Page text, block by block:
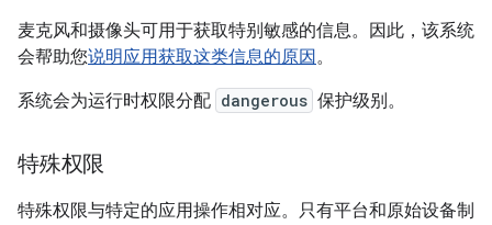
麦克风和摄像头可用于获取特别敏感的信息。因此，该系统
会帮助您说明应用获取这类信息的原因 。
系统会为运行时权限分配 dangerous 保护级别。
特殊权限
特殊权限与特定的应用操作相对应。只有平台和原始设备制